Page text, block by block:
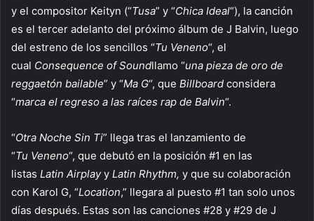
y el compositor Keityn (“Tusa” y “Chica Ideal“), la canción
es el tercer adelanto del próximo álbum de J Balvin, luego
del estreno de los sencillos “Tu Veneno“, el
cual Consequence of Soundllamo “una pieza de oro de
reggaetón bailable” y “Ma G“, que Billboard considera
“marca el regreso a las raíces rap de Balvin“.
“Otra Noche Sin Ti” llega tras el lanzamiento de
“Tu Veneno“, que debutó en la posición #1 en las
listas Latin Airplayy Latin Rhythm, y que su colaboración
con Karol G, “Location,” llegara al puesto #1 tan solo unos
días después. Estas son las canciones #28 y #29 de J